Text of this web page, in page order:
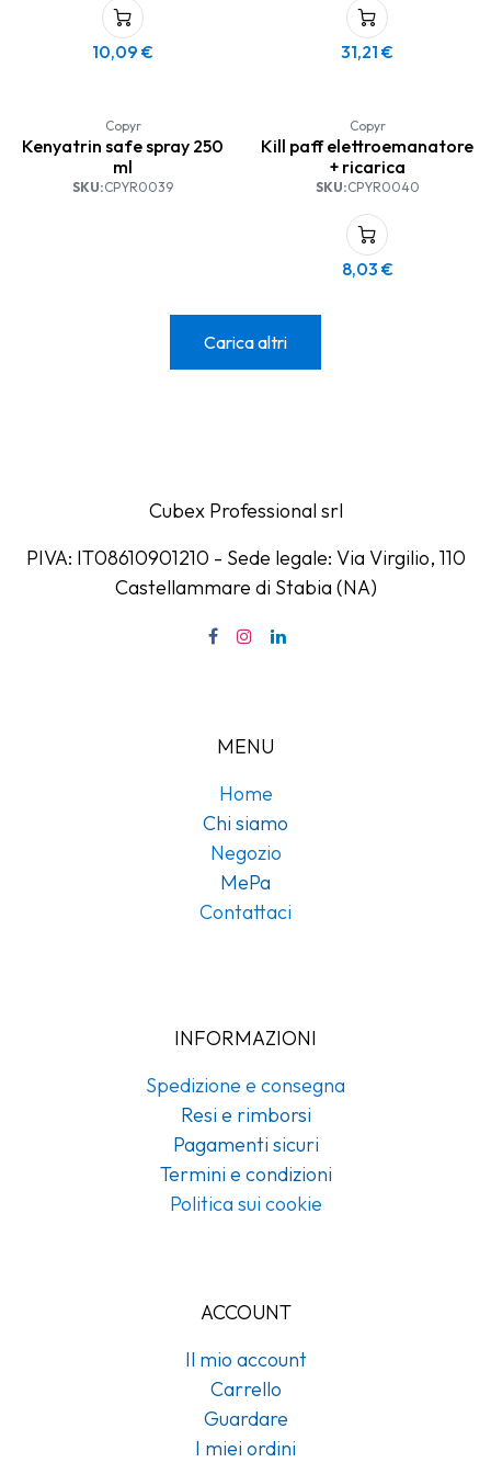
e negli ambienti interni in
genere (uffici, mense, alberghi,
teatri, cucine, edifici pubblici,
ecc).
10,09 € 31,21 €
Copyr
Kenyatrin safe spray 250
ml
SKU:CPYR0039
Copyr
Kill paff elettroemanatore
+ ricarica
SKU:CPYR0040
8,03 €
Carica altri
Cubex Professional srl
PIVA: IT08610901210 - Sede legale: Via Virgilio, 110
Castellammare di Stabia (NA)
MENU
Home
Chi siamo
Negozio
MePa
Contattaci
INFORMAZIONI
Spedizione e consegna
Resi e rimborsi
Pagamenti sicuri
Termini e condizioni
Politica sui cookie
ACCOUNT
Il mio account
Carrello
Guardare
I miei ordini